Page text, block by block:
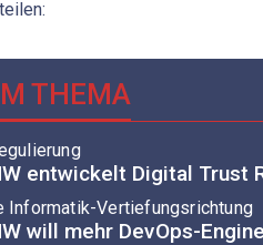
THEMA
entwickelt Digital Trust
Informatik-Vertiefungsrichtung
will mehr DevOps-